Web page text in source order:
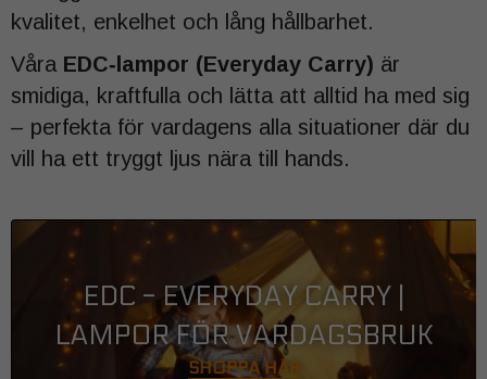
kvalitet, enkelhet och lång hållbarhet.
Våra EDC‑lampor (Everyday Carry) är
smidiga, kraftfulla och lätta att alltid ha med sig
– perfekta för vardagens alla situationer där du
vill ha ett tryggt ljus nära till hands.
EDC - EVERYDAY CARRY |
LAMPOR FÖR VARDAGSBRUK
SHOPPA HÄR